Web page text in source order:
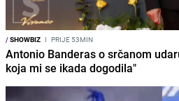
/SHOWBIZ I PRIJE 53MIN
Antonio Banderas o srčanom
koja mi se ikada dogodila"